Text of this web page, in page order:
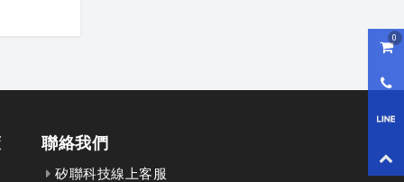
購
0
回
聯絡我們
矽聯科技線上客服